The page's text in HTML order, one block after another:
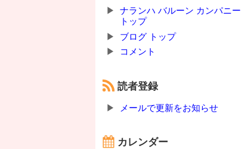
ナランハ バルーン カンパニー
トップ
ブログ トップ
コメント
読者登録
メールで更新をお知らせ
カレンダー